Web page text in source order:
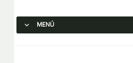
MENÚ